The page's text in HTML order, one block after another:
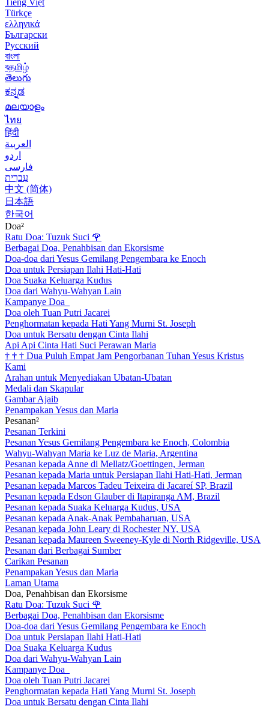
Türkçe
ελληνικά
Български
Русский
বাংলা
বதமிழ்
తెలుగు
ಕನ್ನಡ
മലയാളം
ไทย
हिंदी
العربية
اردو
فارسی
עִברִית
中文 (简体)
日本語
한국어
Doa²
Ratu Doa: Tuzuk Suci 🌹
Berbagai Doa, Penahbisan dan Ekorsisme
Doa-doa dari Yesus Gemilang Pengembara ke Enoch
Doa untuk Persiapan Ilahi Hati-Hati
Doa Suaka Keluarga Kudus
Doa dari Wahyu-Wahyan Lain
Kampanye Doa
Doa oleh Tuan Putri Jacarei
Penghormatan kepada Hati Yang Murni St. Joseph
Doa untuk Bersatu dengan Cinta Ilahi
Api Api Cinta Hati Suci Perawan Maria
† † † Dua Puluh Empat Jam Pengorbanan Tuhan Yesus Kristus
Kami
Arahan untuk Menyediakan Ubatan-Ubatan
Medali dan Skapular
Gambar Ajaib
Penampakan Yesus dan Maria
Pesanan²
Pesanan Terkini
Pesanan Yesus Gemilang Pengembara ke Enoch, Colombia
Wahyu-Wahyan Maria ke Luz de Maria, Argentina
Pesanan kepada Anne di Mellatz/Goettingen, Jerman
Pesanan kepada Maria untuk Persiapan Ilahi Hati-Hati, Jerman
Pesanan kepada Marcos Tadeu Teixeira di Jacareí SP, Brazil
Pesanan kepada Edson Glauber di Itapiranga AM, Brazil
Pesanan kepada Suaka Keluarga Kudus, USA
Pesanan kepada Anak-Anak Pembaharuan, USA
Pesanan kepada John Leary di Rochester NY, USA
Pesanan kepada Maureen Sweeney-Kyle di North Ridgeville, USA
Pesanan dari Berbagai Sumber
Carikan Pesanan
Penampakan Yesus dan Maria
Laman Utama
Doa, Penahbisan dan Ekorsisme
Ratu Doa: Tuzuk Suci 🌹
Berbagai Doa, Penahbisan dan Ekorsisme
Doa-doa dari Yesus Gemilang Pengembara ke Enoch
Doa untuk Persiapan Ilahi Hati-Hati
Doa Suaka Keluarga Kudus
Doa dari Wahyu-Wahyan Lain
Kampanye Doa
Doa oleh Tuan Putri Jacarei
Penghormatan kepada Hati Yang Murni St. Joseph
Doa untuk Bersatu dengan Cinta Ilahi